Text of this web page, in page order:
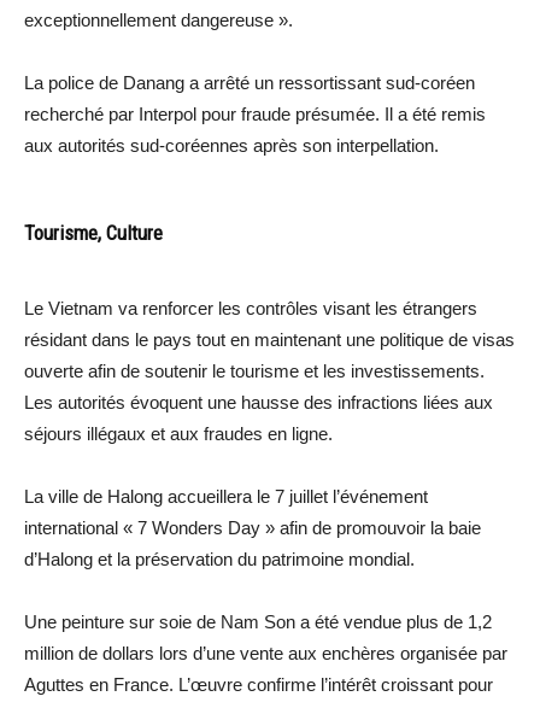
exceptionnellement dangereuse ».
La police de Danang a arrêté un ressortissant sud-coréen
recherché par Interpol pour fraude présumée. Il a été remis
aux autorités sud-coréennes après son interpellation.
Tourisme, Culture
Le Vietnam va renforcer les contrôles visant les étrangers
résidant dans le pays tout en maintenant une politique de visas
ouverte afin de soutenir le tourisme et les investissements.
Les autorités évoquent une hausse des infractions liées aux
séjours illégaux et aux fraudes en ligne.
La ville de Halong accueillera le 7 juillet l’événement
international « 7 Wonders Day » afin de promouvoir la baie
d’Halong et la préservation du patrimoine mondial.
Une peinture sur soie de Nam Son a été vendue plus de 1,2
million de dollars lors d’une vente aux enchères organisée par
Aguttes en France. L’œuvre confirme l’intérêt croissant pour